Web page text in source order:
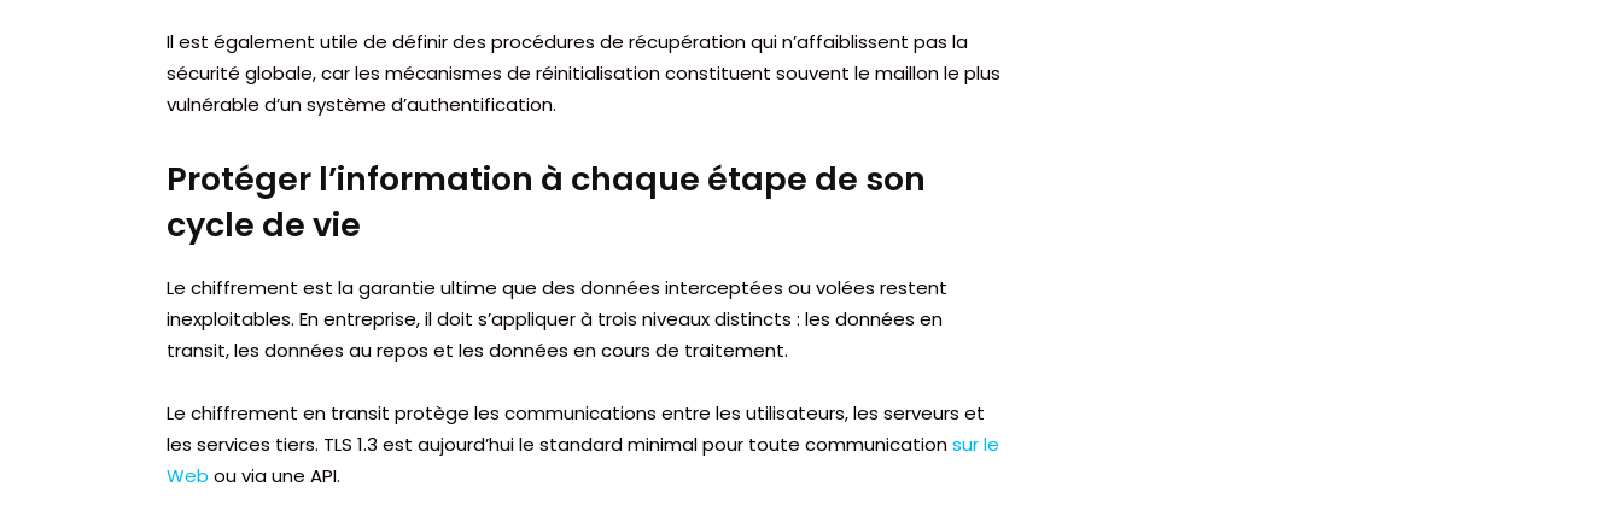
Il est également utile de définir des procédures de récupération qui n’affaiblissent pas la
sécurité globale, car les mécanismes de réinitialisation constituent souvent le maillon le plus
vulnérable d’un système d’authentification.
Protéger l’information à chaque étape de son
cycle de vie
Le chiffrement est la garantie ultime que des données interceptées ou volées restent
inexploitables. En entreprise, il doit s’appliquer à trois niveaux distincts : les données en
transit, les données au repos et les données en cours de traitement.
Le chiffrement en transit protège les communications entre les utilisateurs, les serveurs et
les services tiers. TLS 1.3 est aujourd’hui le standard minimal pour toute communicationsur le
Web ou via une API.